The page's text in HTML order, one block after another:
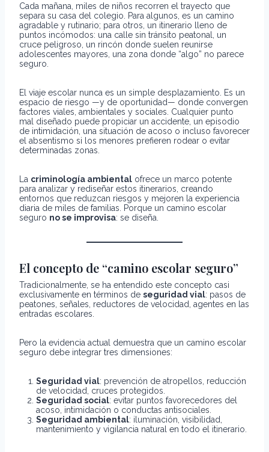
Cada mañana, miles de niños recorren el trayecto que
separa su casa del colegio. Para algunos, es un camino
agradable y rutinario; para otros, un itinerario lleno de
puntos incómodos: una calle sin tránsito peatonal, un
cruce peligroso, un rincón donde suelen reunirse
adolescentes mayores, una zona donde “algo” no parece
seguro.
El viaje escolar nunca es un simple desplazamiento. Es un
espacio de riesgo —y de oportunidad— donde convergen
factores viales, ambientales y sociales. Cualquier punto
mal diseñado puede propiciar un accidente, un episodio
de intimidación, una situación de acoso o incluso favorecer
el absentismo si los menores prefieren rodear o evitar
determinadas zonas.
La criminología ambiental ofrece un marco potente
para analizar y rediseñar estos itinerarios, creando
entornos que reduzcan riesgos y mejoren la experiencia
diaria de miles de familias. Porque un camino escolar
seguro no se improvisa: se diseña.
El concepto de “camino escolar seguro”
Tradicionalmente, se ha entendido este concepto casi
exclusivamente en términos de seguridad vial: pasos de
peatones, señales, reductores de velocidad, agentes en las
entradas escolares.
Pero la evidencia actual demuestra que un camino escolar
seguro debe integrar tres dimensiones:
Seguridad vial: prevención de atropellos, reducción
de velocidad, cruces protegidos.
Seguridad social: evitar puntos favorecedores del
acoso, intimidación o conductas antisociales.
Seguridad ambiental: iluminación, visibilidad,
mantenimiento y vigilancia natural en todo el itinerario.